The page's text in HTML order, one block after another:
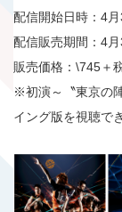
配信開始日時：4
配信販売期間：4
販売価格：\745＋
※初演～〝東京の
イング版を視聴で